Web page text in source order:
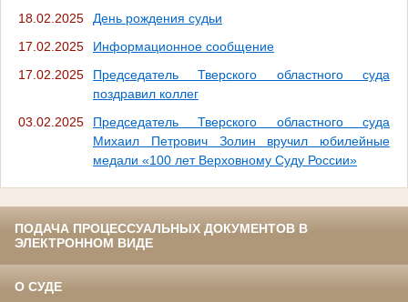
18.02.2025
День рождения судьи
17.02.2025
Информационное сообщение
17.02.2025
Председатель Тверского областного суда
поздравил коллег
03.02.2025
Председатель Тверского областного суда
Михаил Петрович Золин вручил юбилейные
медали «100 лет Верховному Суду России»
ПОДАЧА ПРОЦЕССУАЛЬНЫХ ДОКУМЕНТОВ В
ЭЛЕКТРОННОМ ВИДЕ
О СУДЕ